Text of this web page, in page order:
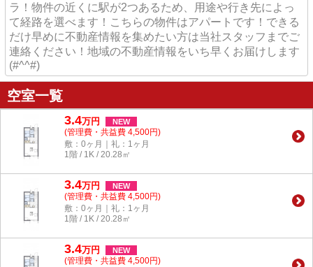
ラ！物件の近くに駅が2つあるため、用途や行き先によっ
て経路を選べます！こちらの物件はアパートです！できる
だけ早めに不動産情報を集めたい方は当社スタッフまでご
連絡ください！地域の不動産情報をいち早くお届けします
(#^^#)
空室一覧
3.4万円 NEW
(管理費・共益費 4,500円)
敷：0ヶ月｜礼：1ヶ月
1階 / 1K / 20.28㎡
3.4万円 NEW
(管理費・共益費 4,500円)
敷：0ヶ月｜礼：1ヶ月
1階 / 1K / 20.28㎡
3.4万円 NEW
(管理費・共益費 4,500円)